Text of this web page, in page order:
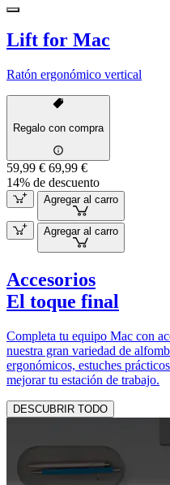
Lift for Mac
Ratón ergonómico vertical
Regalo con compra
59,99 € 69,99 €
14% de descuento
Agregar al carro
Agregar al carro
Accesorios
El toque final
Completa tu equipo Mac con
nuestra gran variedad de
ergonómicos, estuches
mejorar tu estación de trabajo.
DESCUBRIR TODO